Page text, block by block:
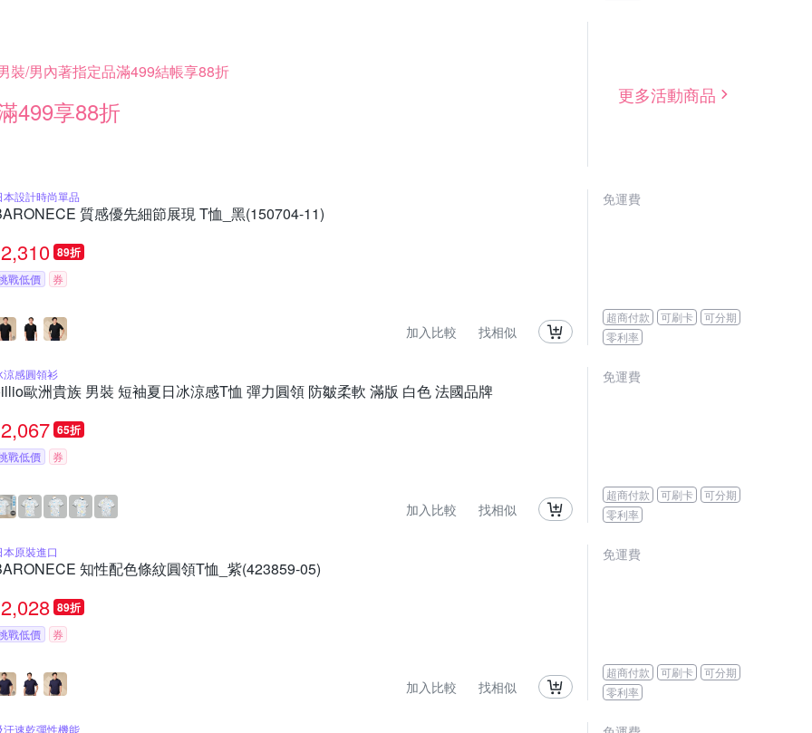
裝/男內著指定品滿499結帳享88折
499享88折
更多活動商品
本設計時尚單品
質感優先細節展現 T恤_黑(150704-11)
2,310 89折
戰低價 券
加入比較 找相似
免運費
超商付款 可刷卡
可分期
零利率
涼感圓領衫
歐洲貴族 男裝 短袖夏日冰涼感T恤 彈力圓領 防皺柔軟 滿版 白色 法國品牌
2,067 65折
戰低價 券
加入比較 找相似
免運費
超商付款 可刷卡
可分期
零利率
本原裝進口
知性配色條紋圓領T恤_紫(423859-05)
2,028 89折
戰低價 券
加入比較 找相似
免運費
超商付款 可刷卡
可分期
零利率
汗速乾彈性機能